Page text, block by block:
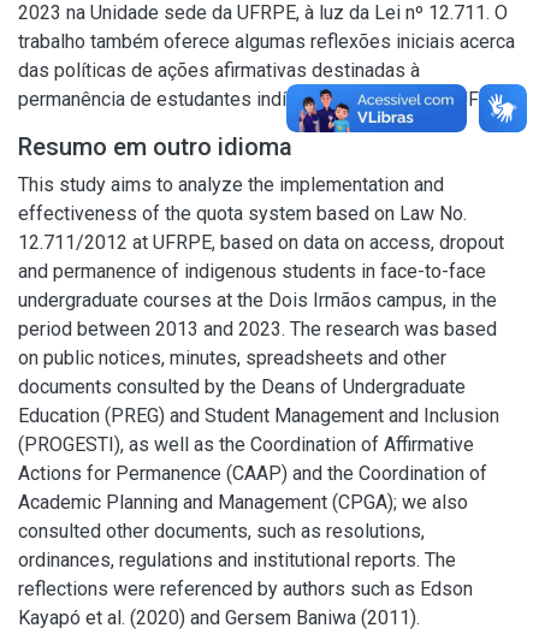
2023 na Unidade sede da UFRPE, à luz da Lei nº 12.711. O
trabalho também oferece algumas reflexões iniciais acerca
das políticas de ações afirmativas destinadas à
permanência de estudantes indígenas no âmbito da UFRPE.
Resumo em outro idioma
This study aims to analyze the implementation and
effectiveness of the quota system based on Law No.
12.711/2012 at UFRPE, based on data on access, dropout
and permanence of indigenous students in face-to-face
undergraduate courses at the Dois Irmãos campus, in the
period between 2013 and 2023. The research was based
on public notices, minutes, spreadsheets and other
documents consulted by the Deans of Undergraduate
Education (PREG) and Student Management and Inclusion
(PROGESTI), as well as the Coordination of Affirmative
Actions for Permanence (CAAP) and the Coordination of
Academic Planning and Management (CPGA); we also
consulted other documents, such as resolutions,
ordinances, regulations and institutional reports. The
reflections were referenced by authors such as Edson
Kayapó et al. (2020) and Gersem Baniwa (2011).